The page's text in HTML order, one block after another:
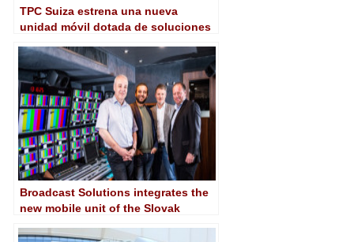
TPC Suiza estrena una nueva
unidad móvil dotada de soluciones
Broadcast Solutions integrates the
new mobile unit of the Slovak